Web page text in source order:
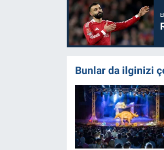
Bunlar da ilginizi